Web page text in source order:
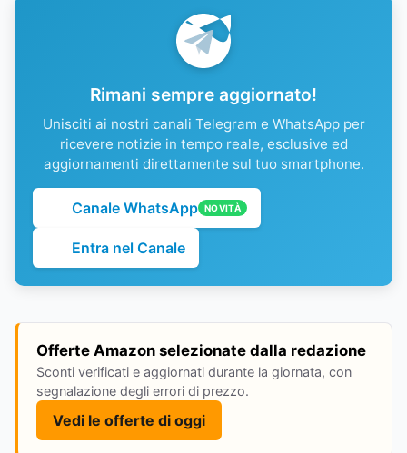
Rimani sempre aggiornato!
Unisciti ai nostri canali Telegram e WhatsApp per
ricevere notizie in tempo reale, esclusive ed
aggiornamenti direttamente sul tuo smartphone.
Canale WhatsApp NOVITÀ
Entra nel Canale
Offerte Amazon selezionate dalla redazione
Sconti verificati e aggiornati durante la giornata, con
segnalazione degli errori di prezzo.
Vedi le offerte di oggi